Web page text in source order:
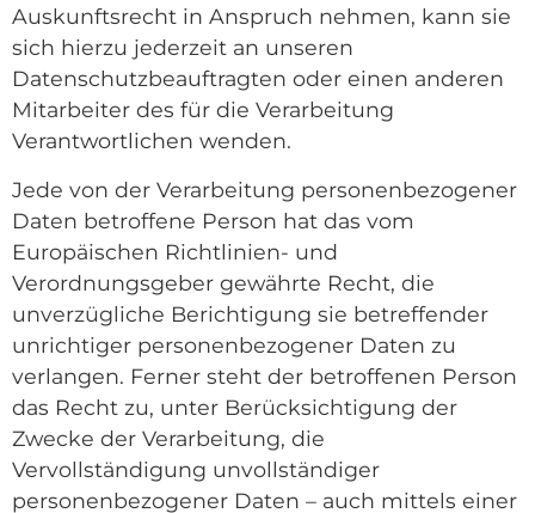
Auskunftsrecht in Anspruch nehmen, kann sie
sich hierzu jederzeit an unseren
Datenschutzbeauftragten oder einen anderen
Mitarbeiter des für die Verarbeitung
Verantwortlichen wenden.
Jede von der Verarbeitung personenbezogener
Daten betroffene Person hat das vom
Europäischen Richtlinien- und
Verordnungsgeber gewährte Recht, die
unverzügliche Berichtigung sie betreffender
unrichtiger personenbezogener Daten zu
verlangen. Ferner steht der betroffenen Person
das Recht zu, unter Berücksichtigung der
Zwecke der Verarbeitung, die
Vervollständigung unvollständiger
personenbezogener Daten – auch mittels einer